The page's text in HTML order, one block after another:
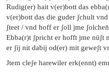
Rudig(er) hait v(er)bott das
v(er)bott das die guder ʃchult
ʃteet / vnd hoff er ʃoll jme
Ebba(r)t ʃpricht er hofft jme nüʃt
er ʃij nit dabij od(er) mit geweʃt
Jtem cleʃe harewiler erk(ennt)